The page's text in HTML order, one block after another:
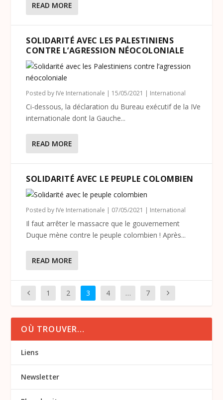
READ MORE
SOLIDARITÉ AVEC LES PALESTINIENS
CONTRE L’AGRESSION NÉOCOLONIALE
Posted by IVe Internationale | 15/05/2021 | International
Ci-dessous, la déclaration du Bureau exécutif de la IVe
internationale dont la Gauche...
READ MORE
SOLIDARITÉ AVEC LE PEUPLE COLOMBIEN
Posted by IVe Internationale | 07/05/2021 | International
Il faut arrêter le massacre que le gouvernement
Duque mène contre le peuple colombien ! Après...
READ MORE
1 2 3 4 … 7
OÙ TROUVER…
Liens
Newsletter